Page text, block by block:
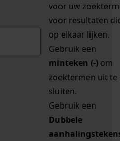
voor uw zoekterm
voor resultaten
op elkaar lijken.
Gebruik een
minteken (-) om
zoektermen uit te
sluiten.
Gebruik een
Dubbele